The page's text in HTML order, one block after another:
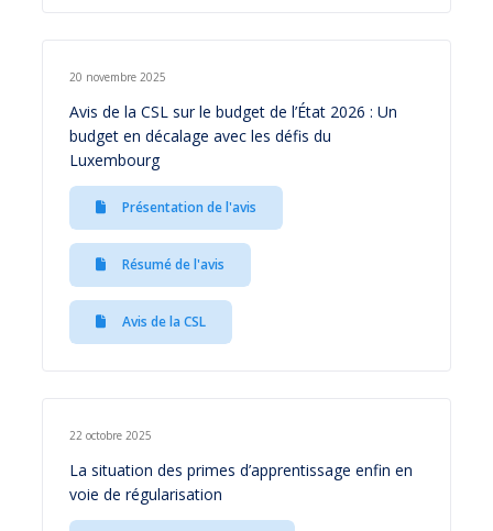
20 novembre 2025
Avis de la CSL sur le budget de l’État 2026 : Un
budget en décalage avec les défis du
Luxembourg
Présentation de l'avis
Résumé de l'avis
Avis de la CSL
22 octobre 2025
La situation des primes d’apprentissage enfin en
voie de régularisation